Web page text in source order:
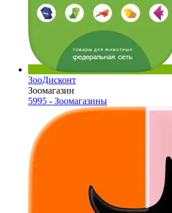
ЗооДисконт
Зоомагазин
5995 - Зоомагазины